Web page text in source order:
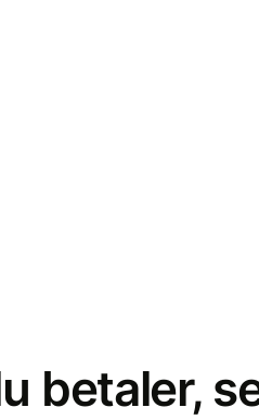
betaler,